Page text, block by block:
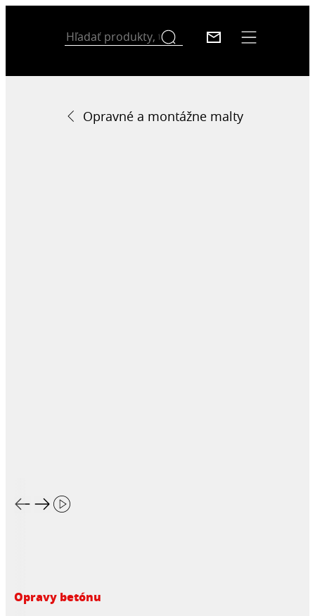
Opravné a montážne malty
Opravy betónu